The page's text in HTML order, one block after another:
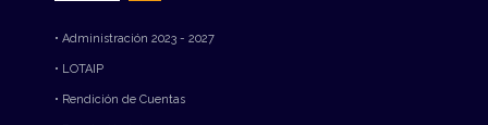
• Administración 2023 - 2027
• LOTAIP
• Rendición de Cuentas